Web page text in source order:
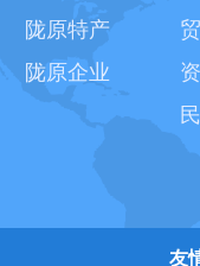
陇原特产
陇原企业
友